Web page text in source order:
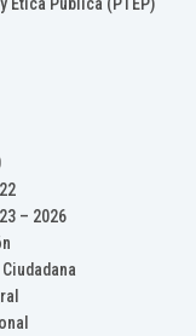
Ética Pública (PTEP)
– 2026